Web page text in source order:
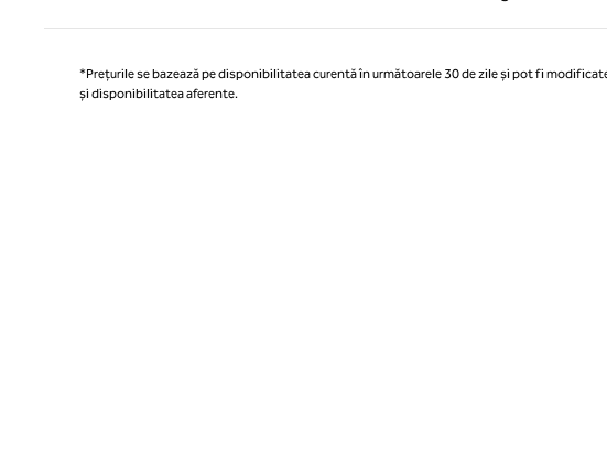
*Prețurile se bazează pe disponibilitatea curentă în următoarele 30 de zile și pot fi
și disponibilitatea aferente.